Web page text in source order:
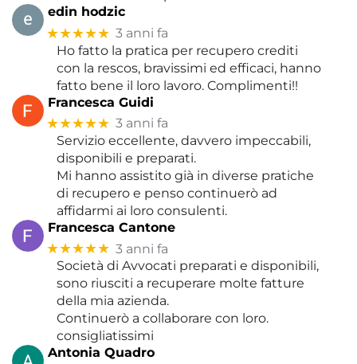
edin hodzic
★★★★★ 3 anni fa
Ho fatto la pratica per recupero crediti
con la rescos, bravissimi ed efficaci, hanno
fatto bene il loro lavoro. Complimenti!!
Francesca Guidi
★★★★★ 3 anni fa
Servizio eccellente, davvero impeccabili,
disponibili e preparati.
Mi hanno assistito già in diverse pratiche
di recupero e penso continuerò ad
affidarmi ai loro consulenti.
Francesca Cantone
★★★★★ 3 anni fa
Società di Avvocati preparati e disponibili,
sono riusciti a recuperare molte fatture
della mia azienda.
Continuerò a collaborare con loro.
consigliatissimi
Antonia Quadro